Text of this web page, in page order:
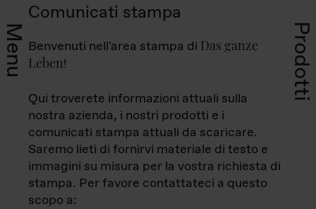
Menu Prodotti
Comunicati stampa
Benvenuti nell'area stampa di Das ganze
Leben!
Qui troverete informazioni attuali sulla
nostra azienda, i nostri prodotti e i
comunicati stampa attuali da scaricare.
Saremo lieti di fornirvi materiale di testo e
immagini su misura per la vostra richiesta di
stampa. Per favore contattateci a questo
scopo a: